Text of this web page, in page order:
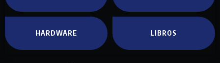
HARDWARE LIBROS